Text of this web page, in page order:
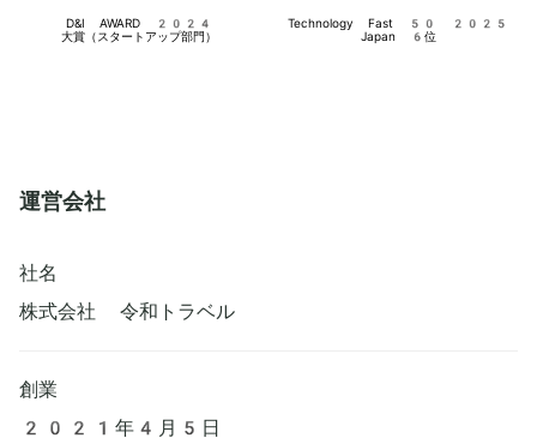
D&I AWARD 2024
大賞（スタートアップ部門）
Technology Fast 50 2025
Japan 6位
運営会社
社名
株式会社 令和トラベル
創業
2021年4月5日